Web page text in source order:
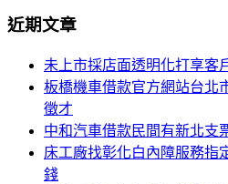
覽
關
近期文章
未上市採店面透明化打享客
板橋機車借款官方網站台北
徵才
中和汽車借款民間有新北支
床工廠找彰化白內障服務指
錢